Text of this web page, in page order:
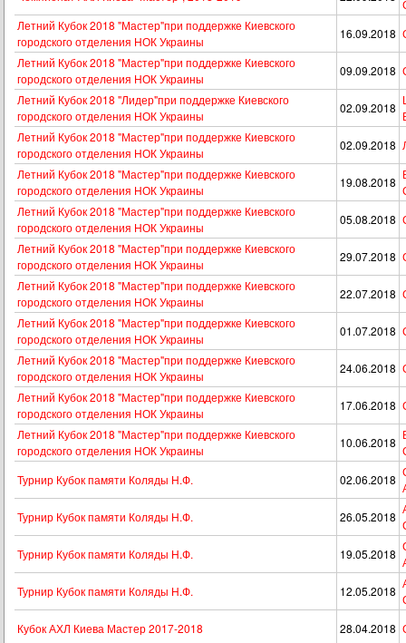
Летний Кубок 2018 "Мастер"при поддержке Киевского
городского отделения НОК Украины
16.09.2018
Летний Кубок 2018 "Мастер"при поддержке Киевского
городского отделения НОК Украины
09.09.2018
Летний Кубок 2018 "Лидер"при поддержке Киевского
городского отделения НОК Украины
02.09.2018
Летний Кубок 2018 "Мастер"при поддержке Киевского
городского отделения НОК Украины
02.09.2018
Летний Кубок 2018 "Мастер"при поддержке Киевского
городского отделения НОК Украины
19.08.2018
Летний Кубок 2018 "Мастер"при поддержке Киевского
городского отделения НОК Украины
05.08.2018
Летний Кубок 2018 "Мастер"при поддержке Киевского
городского отделения НОК Украины
29.07.2018
Летний Кубок 2018 "Мастер"при поддержке Киевского
городского отделения НОК Украины
22.07.2018
Летний Кубок 2018 "Мастер"при поддержке Киевского
городского отделения НОК Украины
01.07.2018
Летний Кубок 2018 "Мастер"при поддержке Киевского
городского отделения НОК Украины
24.06.2018
Летний Кубок 2018 "Мастер"при поддержке Киевского
городского отделения НОК Украины
17.06.2018
Летний Кубок 2018 "Мастер"при поддержке Киевского
городского отделения НОК Украины
10.06.2018
Турнир Кубок памяти Коляды Н.Ф.
02.06.2018
Турнир Кубок памяти Коляды Н.Ф.
26.05.2018
Турнир Кубок памяти Коляды Н.Ф.
19.05.2018
Турнир Кубок памяти Коляды Н.Ф.
12.05.2018
Кубок АХЛ Киева Мастер 2017-2018
28.04.2018